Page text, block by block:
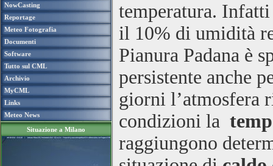
NowCasting
Reportage
Meteo Fotografia
Documenti
Software
Tutto sul CML
Archivio
MyCML
Links
Meteo News
Situazione a Milano
temperatura.
il 10% di umidità
Pianura Padana è
persistente anche
giorni l’atmosfera
condizioni la
raggiungono